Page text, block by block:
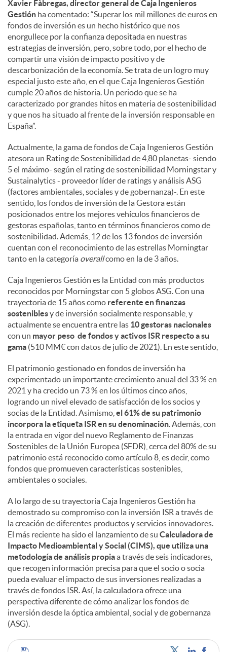
e
n
i
d
o
s
Xavier Fàbregas, director general de Caja Ingenieros
Gestión ha comentado: “Superar los mil millones de euros en
fondos de inversión es un hecho histórico que nos
enorgullece por la confianza depositada en nuestras
estrategias de inversión, pero, sobre todo, por el hecho de
compartir una visión de impacto positivo y de
descarbonización de la economía. Se trata de un logro muy
especial justo este año, en el que Caja Ingenieros Gestión
cumple 20 años de historia. Un periodo que se ha
caracterizado por grandes hitos en materia de sostenibilidad
y que nos ha situado al frente de la inversión responsable en
España”.
Actualmente, la gama de fondos de Caja Ingenieros Gestión
atesora un Rating de Sostenibilidad de 4,80 planetas- siendo
5 el máximo- según el rating de sostenibilidad Morningstar y
Sustainalytics - proveedor líder de ratings y análisis ASG
(factores ambientales, sociales y de gobernanza)-. En este
sentido, los fondos de inversión de la Gestora están
posicionados entre los mejores vehículos financieros de
gestoras españolas, tanto en términos financieros como de
sostenibilidad. Además, 12 de los 13 fondos de inversión
cuentan con el reconocimiento de las estrellas Morningtar
tanto en la categoría overallcomo en la de 3 años.
Caja Ingenieros Gestión es la Entidad con más productos
reconocidos por Morningstar con 5 globos ASG. Con una
trayectoria de 15 años como referente en finanzas
sosteniblesy de inversión socialmente responsable, y
actualmente se encuentra entre las 10 gestoras nacionales
con un mayor peso de fondos y activos ISR respecto a su
gama (510 MM€ con datos de julio de 2021). En este sentido,
El patrimonio gestionado en fondos de inversión ha
experimentado un importante crecimiento anual del 33 % en
2021 y ha crecido un 73 % en los últimos cinco años,
logrando un nivel elevado de satisfacción de los socios y
socias de la Entidad. Asimismo, el 61% de su patrimonio
incorpora la etiqueta ISR en su denominación. Además, con
la entrada en vigor del nuevo Reglamento de Finanzas
Sostenibles de la Unión Europea (SFDR), cerca del 80% de su
patrimonio está reconocido como artículo 8, es decir, como
fondos que promueven características sostenibles,
ambientales o sociales.
A lo largo de su trayectoria Caja Ingenieros Gestión ha
demostrado su compromiso con la inversión ISR a través de
la creación de diferentes productos y servicios innovadores.
El más reciente ha sido el lanzamiento de su Calculadora de
Impacto Medioambiental y Social (CIMS), que utiliza una
metodología de análisis propiaa través de seis indicadores,
que recogen información precisa para que el socio o socia
pueda evaluar el impacto de sus inversiones realizadas a
través de fondos ISR. Así, la calculadora ofrece una
perspectiva diferente de cómo analizar los fondos de
inversión desde la óptica ambiental, social y de gobernanza
(ASG).